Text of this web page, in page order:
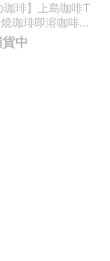
珈琲】上島咖啡T
珈琲即溶咖啡粉
烘焙醇厚無酸速
粉沖泡飲品拿鐵
中